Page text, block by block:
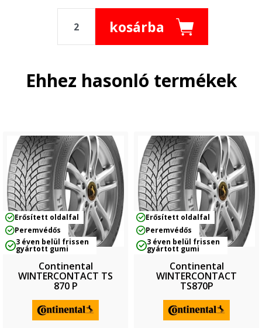
kosárba
Ehhez hasonló termékek
Erősített oldalfal
Peremvédős
3 éven belül frissen
gyártott gumi
Continental
WINTERCONTACT TS
870 P
Erősített oldalfal
Peremvédős
3 éven belül frissen
gyártott gumi
Continental
WINTERCONTACT
TS870P